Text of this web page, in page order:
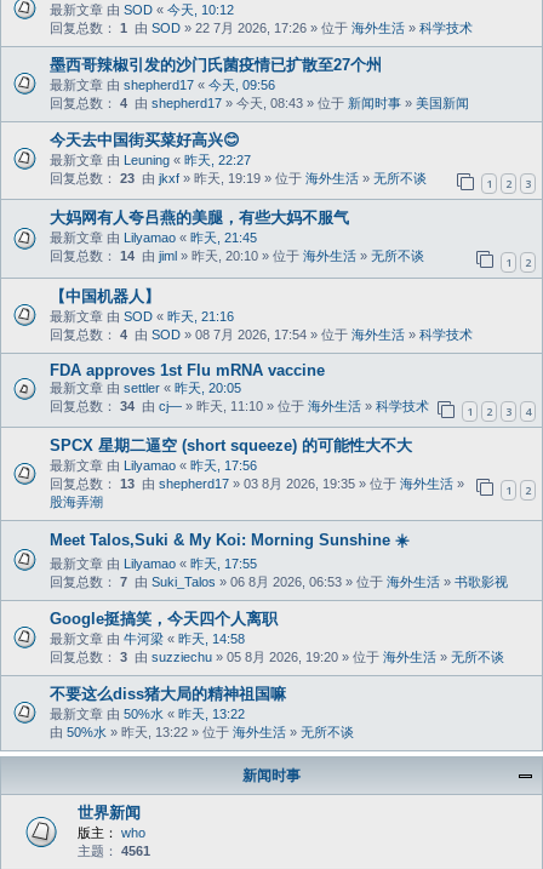
最新文章 由 SOD « 今天, 10:12
回复总数： 1 由 SOD » 22 7月 2026, 17:26 » 位于 海外生活 » 科学技术
墨西哥辣椒引发的沙门氏菌疫情已扩散至27个州
最新文章 由 shepherd17 « 今天, 09:56
回复总数： 4 由 shepherd17 » 今天, 08:43 » 位于 新闻时事 » 美国新闻
今天去中国街买菜好高兴😊
最新文章 由 Leuning « 昨天, 22:27
回复总数： 23 1 2 3
由 jkxf » 昨天, 19:19 » 位于 海外生活 » 无所不谈
大妈网有人夸吕燕的美腿，有些大妈不服气
最新文章 由 Lilyamao « 昨天, 21:45
回复总数： 14 1 2
由 jiml » 昨天, 20:10 » 位于 海外生活 » 无所不谈
【中国机器人】
最新文章 由 SOD « 昨天, 21:16
回复总数： 4 由 SOD » 08 7月 2026, 17:54 » 位于 海外生活 » 科学技术
FDA approves 1st Flu mRNA vaccine
最新文章 由 settler « 昨天, 20:05
回复总数： 34 1 2 3 4
由 cj— » 昨天, 11:10 » 位于 海外生活 » 科学技术
SPCX 星期二逼空 (short squeeze) 的可能性大不大
最新文章 由 Lilyamao « 昨天, 17:56
回复总数： 13 1 2
由 shepherd17 » 03 8月 2026, 19:35 » 位于 海外生活 »
股海弄潮
Meet Talos,Suki & My Koi: Morning Sunshine ☀️
最新文章 由 Lilyamao « 昨天, 17:55
回复总数： 7 由 Suki_Talos » 06 8月 2026, 06:53 » 位于 海外生活 » 书歌影视
Google挺搞笑，今天四个人离职
最新文章 由 牛河梁 « 昨天, 14:58
回复总数： 3 由 suzziechu » 05 8月 2026, 19:20 » 位于 海外生活 » 无所不谈
不要这么diss猪大局的精神祖国嘛
最新文章 由 50%水 « 昨天, 13:22
由 50%水 » 昨天, 13:22 » 位于 海外生活 » 无所不谈
新闻时事
世界新闻
版主： who
主题： 4561